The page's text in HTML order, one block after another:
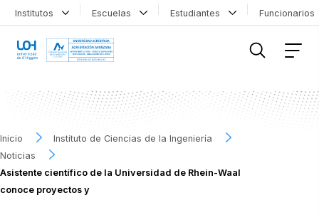
Institutos Escuelas Estudiantes
Inicio
Instituto de Ciencias de la Ingeniería
Noticias
Asistente científico de la Universidad de Rhein-Waal
conoce proyectos y